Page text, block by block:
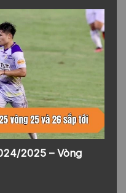
2025 – Vòng